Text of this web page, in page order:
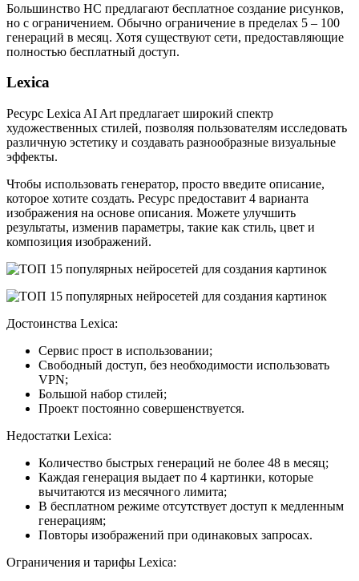
Большинство НС предлагают бесплатное создание рисунков,
но с ограничением. Обычно ограничение в пределах 5 – 100
генераций в месяц. Хотя существуют сети, предоставляющие
полностью бесплатный доступ.
Lexica
Ресурс Lexica AI Art предлагает широкий спектр
художественных стилей, позволяя пользователям исследовать
различную эстетику и создавать разнообразные визуальные
эффекты.
Чтобы использовать генератор, просто введите описание,
которое хотите создать. Ресурс предоставит 4 варианта
изображения на основе описания. Можете улучшить
результаты, изменив параметры, такие как стиль, цвет и
композиция изображений.
Достоинства Lexica:
Сервис прост в использовании;
Свободный доступ, без необходимости использовать
VPN;
Большой набор стилей;
Проект постоянно совершенствуется.
Недостатки Lexica:
Количество быстрых генераций не более 48 в месяц;
Каждая генерация выдает по 4 картинки, которые
вычитаются из месячного лимита;
В бесплатном режиме отсутствует доступ к медленным
генерациям;
Повторы изображений при одинаковых запросах.
Ограничения и тарифы Lexica: